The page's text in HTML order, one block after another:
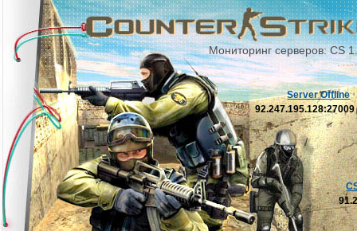
Мониторинг серверов: CS
Server Offline
92.247.195.128:27009